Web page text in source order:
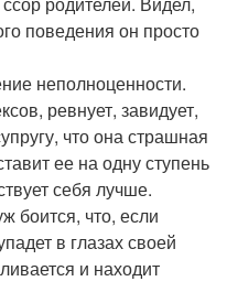
поведения он просто
неполноценности.
ревнует, завидует,
что она страшная
ее на одну ступень
себя лучше.
боится, что, если
в глазах своей
и находит